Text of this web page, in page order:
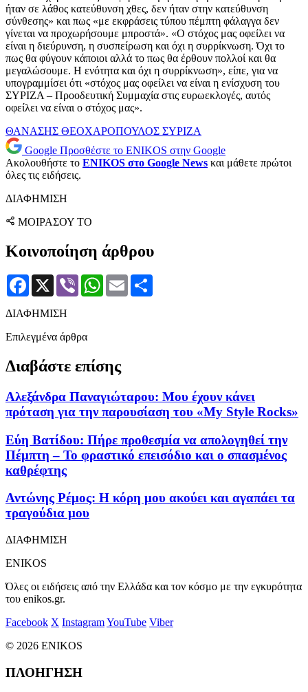
ήταν σε λάθος κατεύθυνση χθες, δεν ήταν στην κατεύθυνση
σύνθεσης» και πως «με εκφράσεις τύπου πέμπτη φάλαγγα δεν
γίνεται να προχωρήσουμε μπροστά». «Ο στόχος μας οφείλει να
είναι η διεύρυνση, η συσπείρωση και όχι η συρρίκνωση. Όχι το
πως θα φύγουν κάποιοι αλλά το πως θα έρθουν πολλοί και θα
μεγαλώσουμε. Η ενότητα και όχι η συρρίκνωση», είπε, για να
υπογραμμίσει ότι «στόχος μας οφείλει να είναι η ενίσχυση του
ΣΥΡΙΖΑ – Προοδευτική Συμμαχία στις ευρωεκλογές, αυτός
οφείλει να είναι ο στόχος μας».
ΘΑΝΑΣΗΣ ΘΕΟΧΑΡΟΠΟΥΛΟΣ ΣΥΡΙΖΑ
Google Προσθέστε το ENIKOS στην Google
Ακολουθήστε το ENIKOS στο Google News και μάθετε πρώτοι
όλες τις ειδήσεις.
ΔΙΑΦΗΜΙΣΗ
ΜΟΙΡΑΣΟΥ ΤΟ
Κοινοποίηση άρθρου
Facebook
X Viber WhatsApp
Email
ΔΙΑΦΗΜΙΣΗ
Επιλεγμένα άρθρα
Διαβάστε επίσης
Αλεξάνδρα Παναγιώταρου: Μου έχουν κάνει
πρόταση για την παρουσίαση του «My Style Rocks»
Εύη Βατίδου: Πήρε προθεσμία να απολογηθεί την
Πέμπτη – Το φραστικό επεισόδιο και ο σπασμένος
καθρέφτης
Αντώνης Ρέμος: Η κόρη μου ακούει και αγαπάει τα
τραγούδια μου
ΔΙΑΦΗΜΙΣΗ
ENIKOS
Όλες οι ειδήσεις από την Ελλάδα και τον κόσμο με την εγκυρότητα
του enikos.gr.
Facebook X InstagramYouTube Viber
© 2026 ENIKOS
ΠΛΟΗΓΗΣΗ